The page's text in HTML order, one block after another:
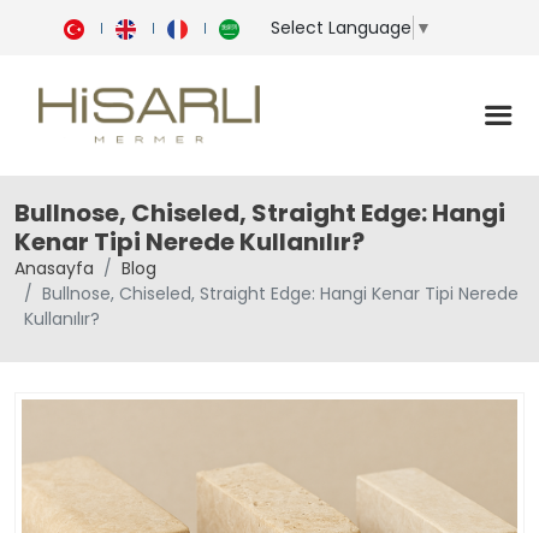
Select Language ▼
Bullnose, Chiseled, Straight Edge: Hangi
Kenar Tipi Nerede Kullanılır?
Anasayfa
Blog
Bullnose, Chiseled, Straight Edge: Hangi Kenar Tipi Nerede
Kullanılır?